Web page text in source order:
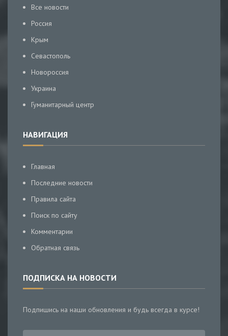
Все новости
Россия
Крым
Севастополь
Новороссия
Украина
Гуманитарный центр
НАВИГАЦИЯ
Главная
Последние новости
Правила сайта
Поиск по сайту
Комментарии
Обратная связь
ПОДПИСКА НА НОВОСТИ
Подпишись на наши обновления и будь всегда в курсе!